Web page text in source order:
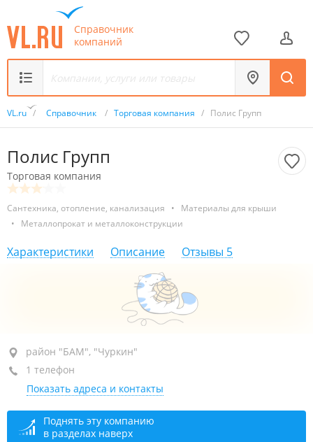
Справочник
компаний
VL.ru / Справочник / Торговая компания / Полис Групп
Полис Групп
Торговая компания
Сантехника, отопление, канализация •
Материалы для крыши
•
Металлопрокат и металлоконструкции
Характеристики Описание Отзывы 5
район "БАМ", ул. Днепровская, 119Д
открыто: 09:00–18:00
район "БАМ", "Чуркин"
1 телефон
Показать адреса и контакты
Поднять эту компанию
в разделах наверх